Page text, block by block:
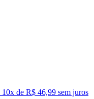
10x de R$ 46,99 sem juros